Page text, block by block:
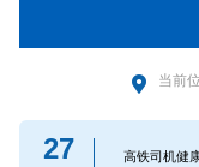
当前
27 高铁司机健